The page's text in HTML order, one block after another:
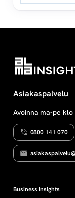
Asiakaspalvelu
Avoinna ma-pe klo
0800 141 070
Business Insights